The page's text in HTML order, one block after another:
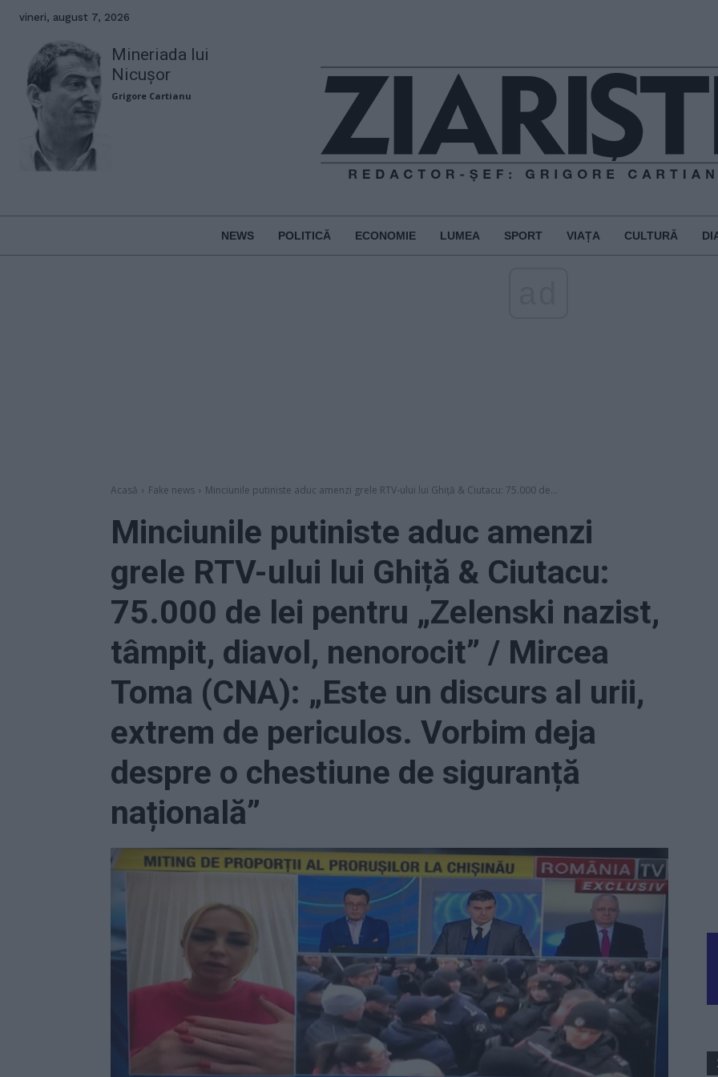
vineri, august 7, 2026
Mineriada lui
Nicușor
Grigore Cartianu
NEWS POLITICĂ ECONOMIE LUMEA SPORT VIAȚA CULTURĂ
Acasă Fake news Minciunile putiniste aduc amenzi grele RTV-ului lui Ghiță & Ciutacu: 75.000 de...
Minciunile putiniste aduc amenzi
grele RTV-ului lui Ghiță & Ciutacu:
75.000 de lei pentru „Zelenski nazist,
tâmpit, diavol, nenorocit” / Mircea
Toma (CNA): „Este un discurs al urii,
extrem de periculos. Vorbim deja
despre o chestiune de siguranță
națională”